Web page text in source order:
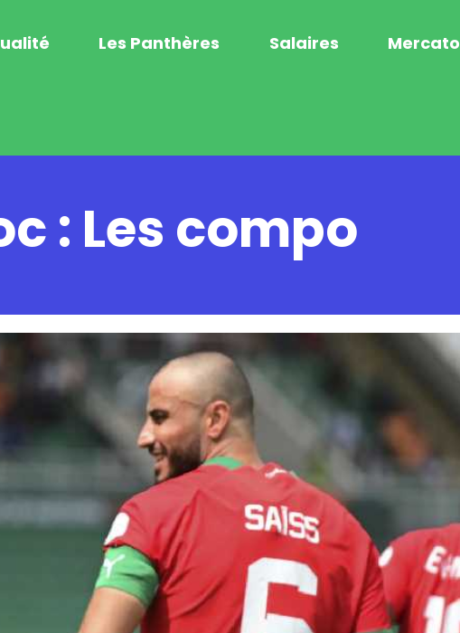
Les Panthères Salaires Mercato
: Les compo